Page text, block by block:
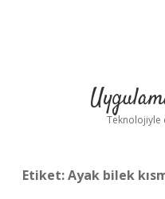
Teknolojiyle
Etiket:Ayak bilek